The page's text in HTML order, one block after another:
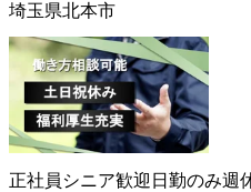
埼玉県北本市
正社員 シニア歓迎 日勤のみ週